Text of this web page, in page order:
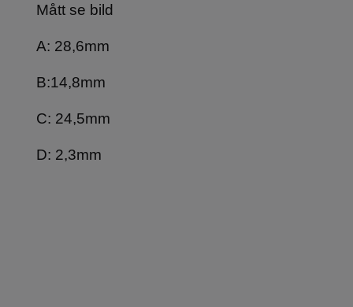
Mått se bild
A: 28,6mm
B:14,8mm
C: 24,5mm
D: 2,3mm